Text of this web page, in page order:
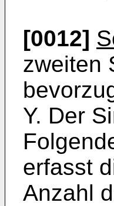
[0012]
zweiten
Y. Der
erfasst
Anzahl